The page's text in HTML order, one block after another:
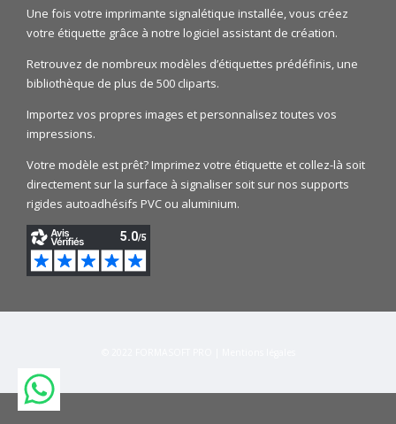
Une fois votre imprimante signalétique installée, vous créez
votre étiquette grâce à notre logiciel assistant de création.
Retrouvez de nombreux modèles d’étiquettes prédéfinis, une
bibliothèque de plus de 500 cliparts.
Importez vos propres images et personnalisez toutes vos
impressions.
Votre modèle est prêt? Imprimez votre étiquette et collez-là soit
directement sur la surface à signaliser soit sur nos supports
rigides autoadhésifs PVC ou aluminium.